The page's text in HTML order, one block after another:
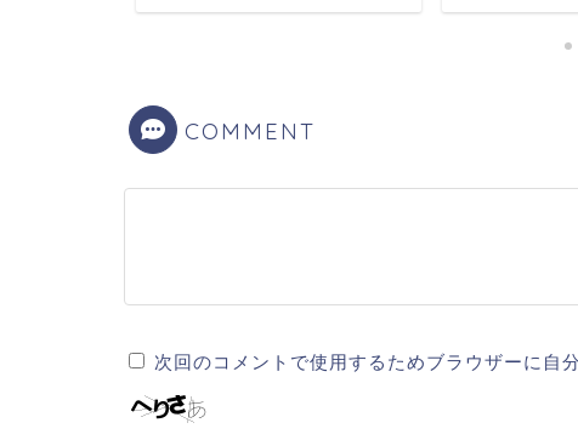
COMMENT
次回のコメントで使用するためブラウザーに自